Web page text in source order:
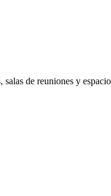
de reuniones y